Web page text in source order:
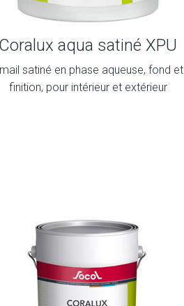
Coralux aqua satiné XPU
satiné en phase aqueuse, fond et
finition, pour intérieur et extérieur